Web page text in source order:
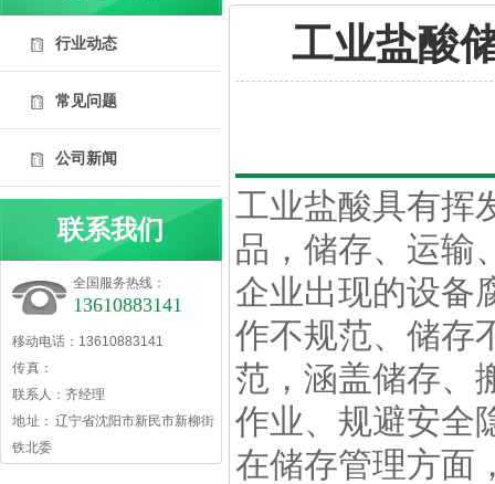
工业盐酸
工业盐酸具有挥
品，储存、运输
企业出现的设备
作不规范、储存
范，涵盖储存、
作业、规避安全
在储存管理方面
行业动态
常见问题
公司新闻
联系我们
全国服务热线：
13610883141
移动电话：13610883141
传 真：
联系人：齐经理
地 址： 辽宁省沈阳市新民市新柳街
铁北委